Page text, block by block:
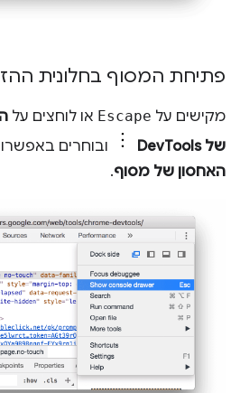
פתיחת המסוף בחלונית
מקישים על Escape או לוחצים על
של DevTools
ובוחרים
האחסון של מסוף.